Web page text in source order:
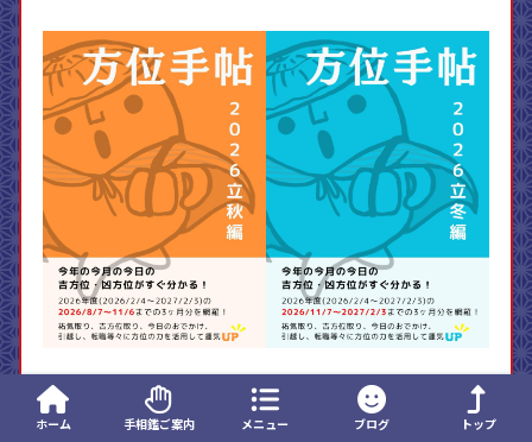
ホーム 手相鑑ご案内 メニュー ブログ トップ